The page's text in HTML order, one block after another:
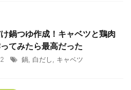
鍋つゆ作成！キャベツと鶏肉
てみたら最高だった
鍋 白だし キャベツ